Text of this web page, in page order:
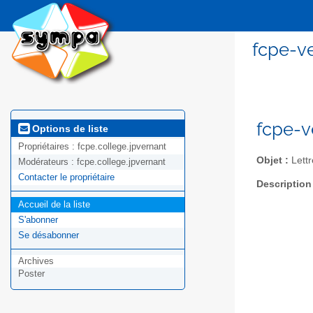
fcpe-
Options de liste
Propriétaires : fcpe.college.jpvernant
Modérateurs : fcpe.college.jpvernant
Contacter le propriétaire
Accueil de la liste
S'abonner
Se désabonner
Archives
Poster
fcpe-
Objet :